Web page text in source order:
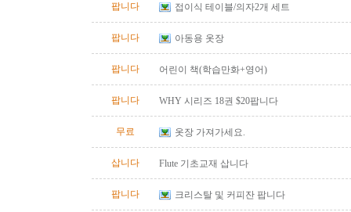
팝니다 접이식 테이블/의자2개 세트
팝니다 아동용 옷장
팝니다 어린이 책(학습만화+영어)
팝니다 WHY 시리즈 18권 $20팝니다
무료 옷장 가져가세요.
삽니다 Flute 기초교재 삽니다
팝니다 크리스탈 및 커피잔 팝니다